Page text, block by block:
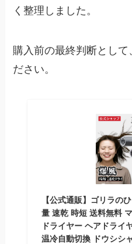
く整理しました。
購入前の最終判断として
ださい。
【公式通販】ゴリラの
量 速乾 時短 送料無料
ドライヤー ヘアドライ
温冷自動切換 ドウシシ